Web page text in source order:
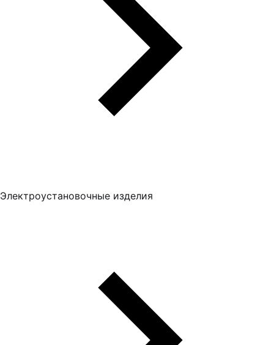
Электроустановочные изделия